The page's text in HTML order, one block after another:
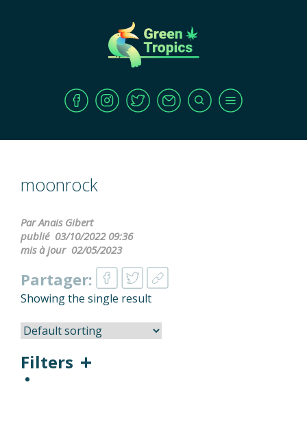
moonrock
Par Anais Gibert
publié 03/10/2022 09:36
mis à jour 02/05/2023
Partager:
Showing the single result
Filters